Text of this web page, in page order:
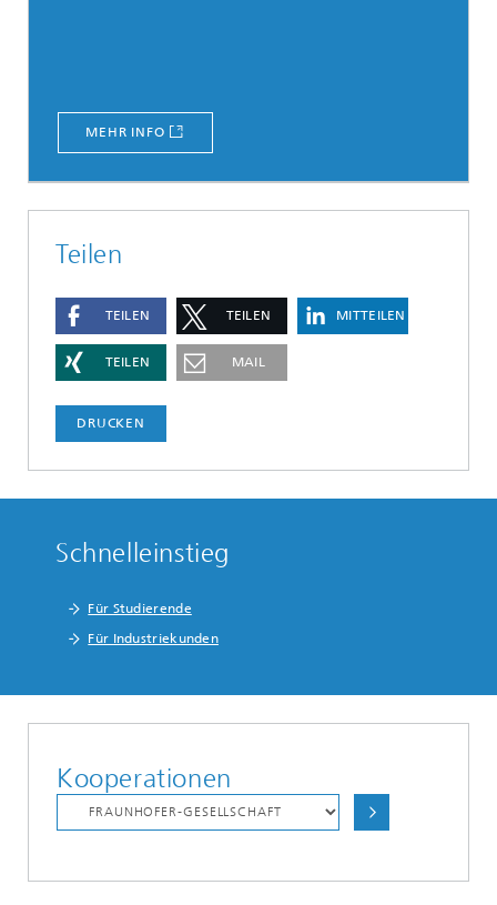
MEHR INFO
Teilen
TEILEN TEILEN MITTEILEN
TEILEN MAIL
DRUCKEN
Schnelleinstieg
Für Studierende
Für Industriekunden
Kooperationen